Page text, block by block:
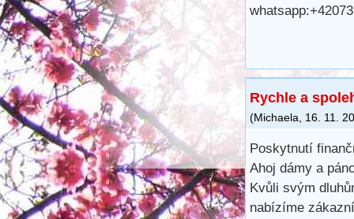
Rychle a
(Michaela, 16. 11.
Poskytnutí
Ahoj dámy a
Kvůli svým
nabízíme